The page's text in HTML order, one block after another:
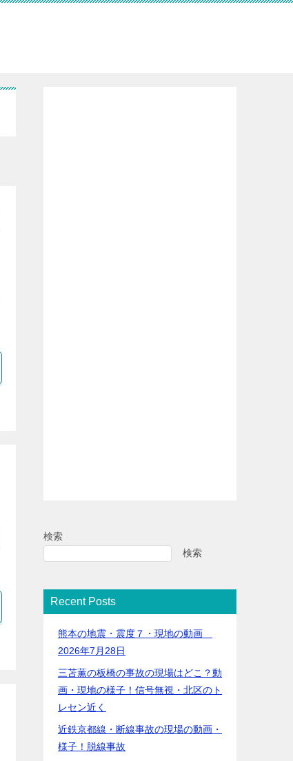
検索
検索
Recent Posts
熊本の地震・震度７・現地の動画
2026年7月28日
三苫薫の板橋の事故の現場はどこ？動
画・現地の様子！信号無視・北区のト
レセン近く
近鉄京都線・断線事故の現場の動画・
様子！脱線事故